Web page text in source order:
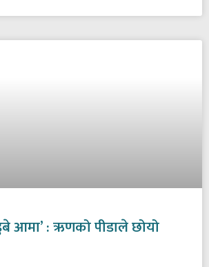
आमा’ : ऋणको पीडाले छोयो